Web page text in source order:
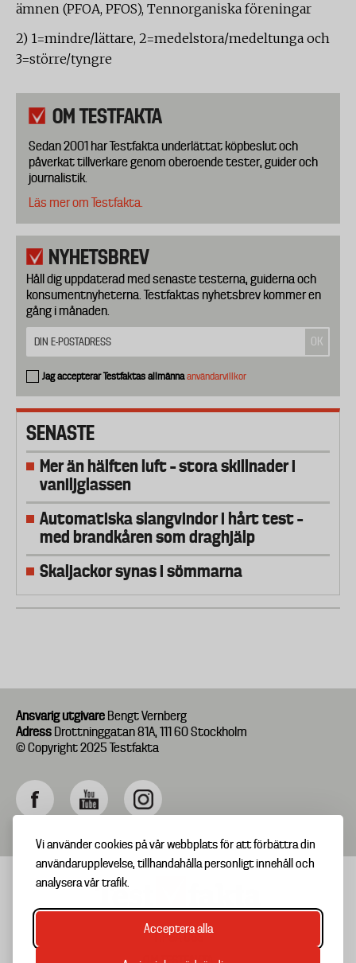
Vi använder cookies på vår webbplats för att förbättra din
användarupplevelse, tillhandahålla personligt innehåll och
analysera vår trafik.
Acceptera alla
ämnen (PFOA, PFOS), Tennorganiska föreningar
2) 1=mindre/lättare, 2=medelstora/medeltunga och
3=större/tyngre
OM TESTFAKTA
Sedan 2001 har Testfakta underlättat köpbeslut och
påverkat tillverkare genom oberoende tester, guider och
journalistik.
Läs mer om Testfakta.
NYHETSBREV
Håll dig uppdaterad med senaste testerna, guiderna och
konsumentnyheterna. Testfaktas nyhetsbrev kommer en
gång i månaden.
Jag accepterar Testfaktas allmännaanvändarvillkor
SENASTE
Mer än hälften luft – stora skillnader i
vaniljglassen
Automatiska slangvindor i hårt test –
med brandkåren som draghjälp
Skaljackor synas i sömmarna
Ansvarig utgivare Bengt Vernberg
Adress Drottninggatan 81A, 111 60 Stockholm
© Copyright 2025 Testfakta
Footer
TIPSA OSS
OM TESTFAKTA